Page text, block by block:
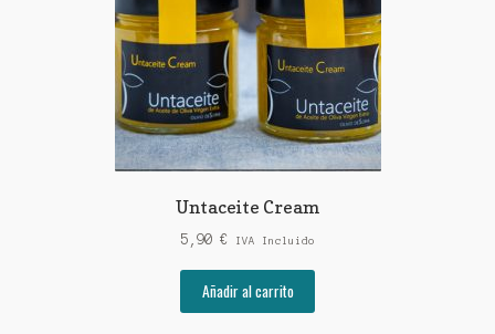
Untaceite Cream
5,90 € IVA Incluido
Añadir al carrito